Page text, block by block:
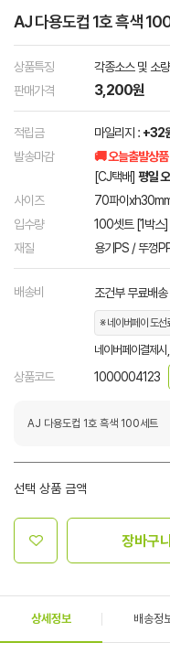
AJ 다용도컵 1호 흑색
상품특징
각종소스 및 소
판매가격
3,200원
적립금 마일리지 : +32
발송마감
🚚 오늘출발상품
[CJ택배] 평일
사이즈
70파이
입수량
100셋트 [1박스]
재질
용기PS / 뚜껑
배송비 조건부 무료배송
※ 네이버페이 도선
네이버페이결제
상품코드 1000004123
AJ 다용도컵 1호 흑색 100세트
선택 상품 금액
장바구니
상세정보 배송정